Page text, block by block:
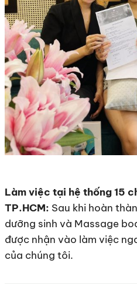
Làm việc tại hệ thống 15
TP.HCM: Sau khi hoàn
dưỡng sinh và Massage
được nhận vào làm việc
của chúng tôi.